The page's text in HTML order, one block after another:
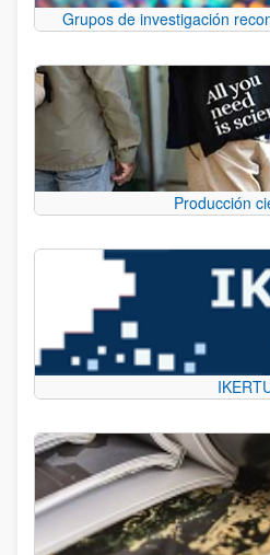
Grupos de investigación
Producción